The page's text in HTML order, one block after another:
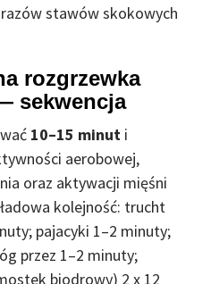
stawów skokowych
rozgrzewka
sekwencja
10–15 minut i
aerobowej,
oraz aktywacji mięśni
kolejność: trucht
pajacyki 1–2 minuty;
przez 1–2 minuty;
biodrowy) 2 x 12